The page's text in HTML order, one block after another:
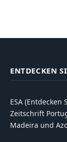
ENTDECKEN
ESA
Zeitschrift
Madeira und